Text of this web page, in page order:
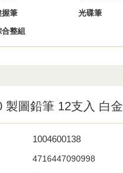
握筆
光碟筆
合整組
製圖鉛筆 12支入 白金
1004600138
4716447090998